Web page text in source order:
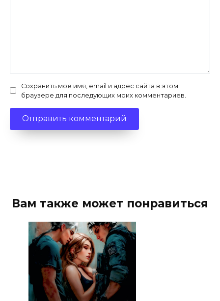
Сохранить моё имя, email и адрес сайта в этом
браузере для последующих моих комментариев.
Вам также может понравиться